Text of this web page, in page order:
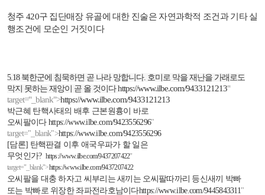
1 19
청주 420구 집단매장 유골에 대한 진술은 자연과학적 조건과 기타 실
행조건에
모순인 거짓이다
5.18 북한군에 침묵하면 곧 나라 망합니다. 호미로 막을 재난을 가래로도
막지 못하는 재앙이 곧 올 것이다 https://www.ilbe.com/9433121213"
target="_blank">https://www.ilbe.com/9433121213
박근혜 탄핵사태의 배후 근본원흉이 바로
오씨팔이다 https://www.ilbe.com/9423556296"
target="_blank">https://www.ilbe.com/9423556296
[담론] 탄핵판결 이후 애국우파가 할 일은
무엇인가?https://www.ilbe.com/9437207422"
target="_blank">https://www.ilbe.com/9437207422
오씨팔을 대충 하자고 씨부리는 새끼는 오씨팔따까리 등신새끼 박빠
또는 박빠로 위장한 좌파전라호남이다https://www.ilbe.com/9445843311"